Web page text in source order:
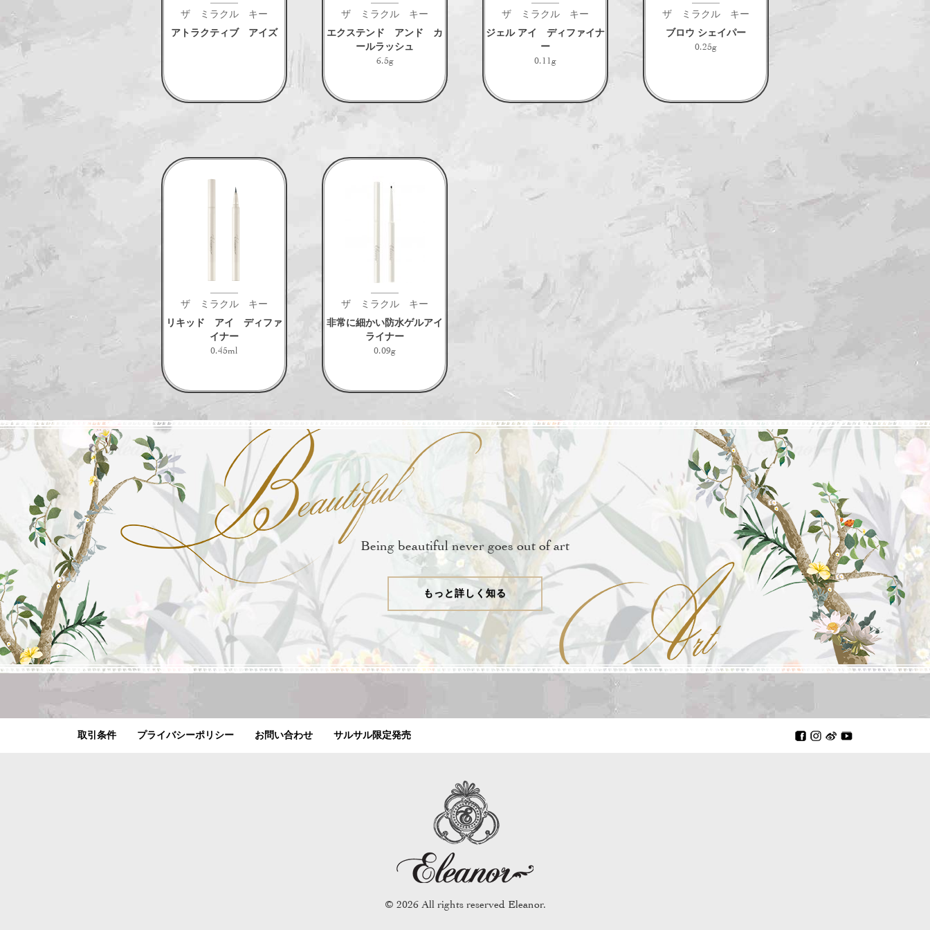
ザ ミラクル キー
アトラクティブ アイズ
ザ ミラクル キー
エクステンド アンド カ
ールラッシュ
6.5g
ザ ミラクル キー
ジェル アイ ディファイナ
ー
0.11g
ザ ミラクル キー
ブロウ シェイパー
0.25g
ザ ミラクル キー
リキッド アイ ディファ
イナー
0.45ml
ザ ミラクル キー
非常に細かい防水ゲルアイ
ライナー
0.09g
Being beautiful never goes out of art
もっと詳しく知る
取引条件 プライバシーポリシー お問い合わせ サルサル限定発売
© 2026 All rights reserved Eleanor.